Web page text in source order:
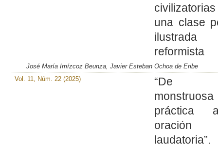
una clase
reformista
José María Imízcoz Beunza, Javier Esteban Ochoa de Eribe
Vol. 11, Núm. 22 (2025)
“De
monstruosa
práctica
oración